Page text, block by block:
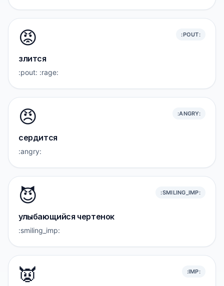
😡 :POUT:
злится
:pout: :rage:
😠 :ANGRY:
сердится
:angry:
😈 :SMILING_IMP:
улыбающийся чертенок
:smiling_imp:
👿 :IMP: